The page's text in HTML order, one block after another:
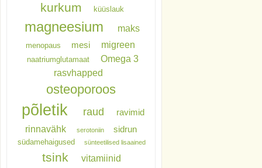
kurkum küüslauk
magneesium maks
menopaus mesi migreen
naatriumglutamaat
Omega 3
rasvhapped
osteoporoos
põletik raud ravimid
rinnavähk serotoniin sidrun
südamehaigused sünteetilised lisaained
tsink vitamiinid